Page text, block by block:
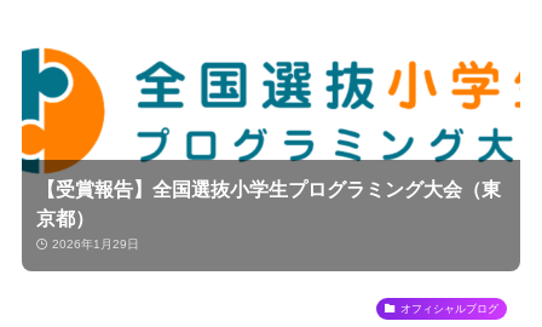
【受賞報告】全国選抜小学生プログラミング大会（東
京都）
2026年1月29日
オフィシャルブログ